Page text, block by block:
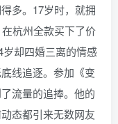
多。17岁时，就拥
杭州全款买下了价
却四婚三离的情感
线追逐。参加《变
流量的追捧。他的
态都引来无数网友